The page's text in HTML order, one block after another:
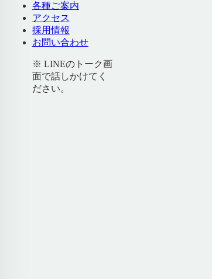
各種ご案内
アクセス
採用情報
お問い合わせ
※ LINEのトーク画
面で話しかけてく
ださい。